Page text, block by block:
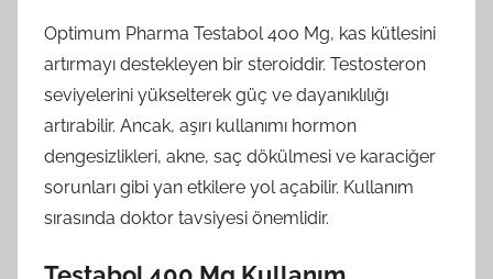
Optimum Pharma Testabol 400 Mg, kas kütlesini
artırmayı destekleyen bir steroiddir. Testosteron
seviyelerini yükselterek güç ve dayanıklılığı
artırabilir. Ancak, aşırı kullanımı hormon
dengesizlikleri, akne, saç dökülmesi ve karaciğer
sorunları gibi yan etkilere yol açabilir. Kullanım
sırasında doktor tavsiyesi önemlidir.